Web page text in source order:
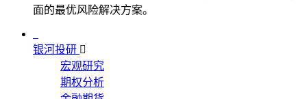
面的最优风险解决方案。
银河投研
宏观研究
期权分析